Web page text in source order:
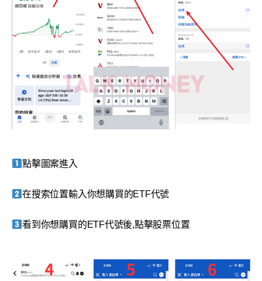
點擊圖案進入
在搜索位置輸入你想購買的ETF代號
看到你想購買的ETF代號後,點擊股票位置